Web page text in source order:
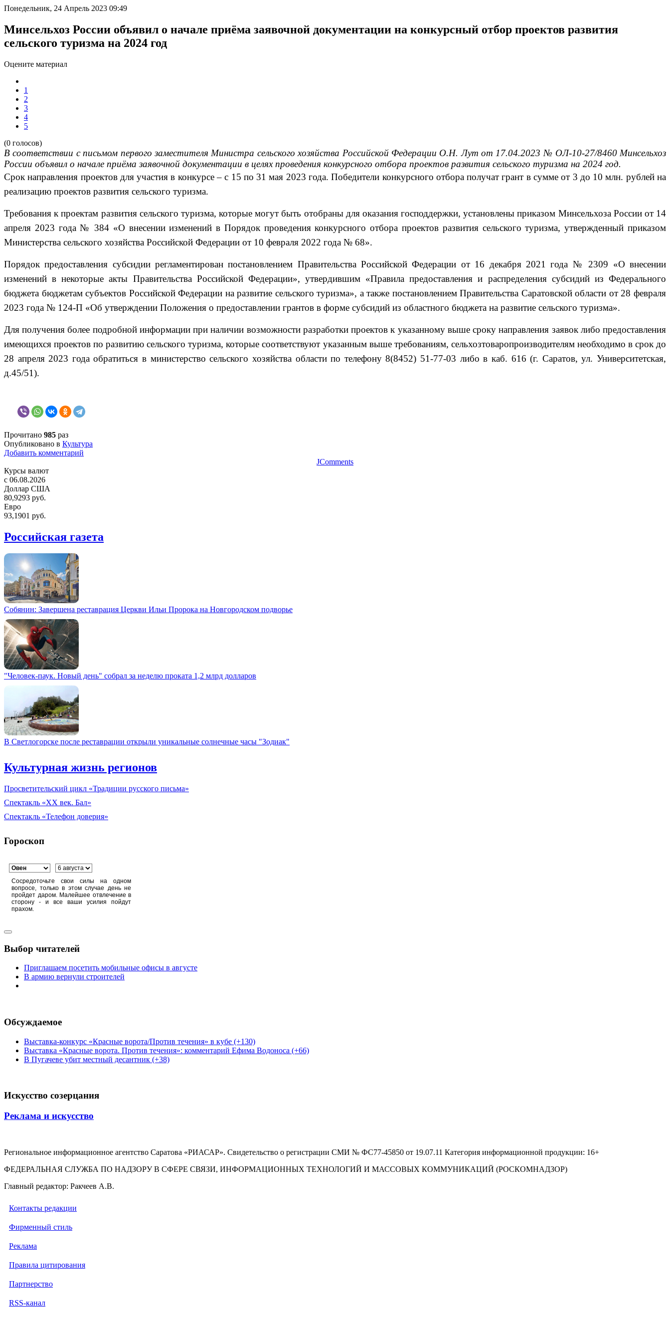
Понедельник, 24 Апрель 2023 09:49
Минсельхоз России объявил о начале приёма заявочной документации на конкурсный отбор проектов развития
сельского туризма на 2024 год
Оцените материал
1
2
3
4
5
(0 голосов)
В соответствии с письмом первого заместителя Министра сельского хозяйства Российской Федерации О.Н. Лут от 17.04.2023 № ОЛ-10-27/8460 Минсельхоз
России объявил о начале приёма заявочной документации в целях проведения конкурсного отбора проектов развития сельского туризма на 2024 год.
Срок направления проектов для участия в конкурсе – с 15 по 31 мая 2023 года. Победители конкурсного отбора получат грант в сумме от 3 до 10 млн. рублей на
реализацию проектов развития сельского туризма.
Требования к проектам развития сельского туризма, которые могут быть отобраны для оказания господдержки, установлены приказом Минсельхоза России от 14
апреля 2023 года № 384 «О внесении изменений в Порядок проведения конкурсного отбора проектов развития сельского туризма, утвержденный приказом
Министерства сельского хозяйства Российской Федерации от 10 февраля 2022 года № 68».
Порядок предоставления субсидии регламентирован постановлением Правительства Российской Федерации от 16 декабря 2021 года № 2309 «О внесении
изменений в некоторые акты Правительства Российской Федерации», утвердившим «Правила предоставления и распределения субсидий из Федерального
бюджета бюджетам субъектов Российской Федерации на развитие сельского туризма», а также постановлением Правительства Саратовской области от 28 февраля
2023 года № 124-П «Об утверждении Положения о предоставлении грантов в форме субсидий из областного бюджета на развитие сельского туризма».
Для получения более подробной информации при наличии возможности разработки проектов к указанному выше сроку направления заявок либо предоставления
имеющихся проектов по развитию сельского туризма, которые соответствуют указанным выше требованиям, сельхозтоваропроизводителям необходимо в срок до
28 апреля 2023 года обратиться в министерство сельского хозяйства области по телефону 8(8452) 51-77-03 либо в каб. 616 (г. Саратов, ул. Университетская,
д.45/51).
Прочитано 985 раз
Опубликовано в Культура
Добавить комментарий
JComments
Курсы валют
c 06.08.2026
Доллар США
80,9293 руб.
Евро
93,1901 руб.
Российская газета
Собянин: Завершена реставрация Церкви Ильи Пророка на Новгородском подворье
"Человек-паук. Новый день" собрал за неделю проката 1,2 млрд долларов
В Светлогорске после реставрации открыли уникальные солнечные часы "Зодиак"
Культурная жизнь регионов
Просветительский цикл «Традиции русского письма»
Спектакль «XX век. Бал»
Спектакль «Телефон доверия»
Гороскоп
Сосредоточьте свои силы на одном
вопросе, только в этом случае день не
пройдет даром. Малейшее отвлечение в
сторону - и все ваши усилия пойдут
прахом.
Выбор читателей
Приглашаем посетить мобильные офисы в августе
В армию вернули строителей
Обсуждаемое
Выставка-конкурс «Красные ворота/Против течения» в кубе (+130)
Выставка «Красные ворота. Против течения»: комментарий Ефима Водоноса (+66)
В Пугачеве убит местный десантник (+38)
Искусство созерцания
Реклама и искусство
Региональное информационное агентство Саратова «РИАСАР». Свидетельство о регистрации СМИ № ФС77-45850 от 19.07.11 Категория информационной продукции: 16+
ФЕДЕРАЛЬНАЯ СЛУЖБА ПО НАДЗОРУ В СФЕРЕ СВЯЗИ, ИНФОРМАЦИОННЫХ ТЕХНОЛОГИЙ И МАССОВЫХ КОММУНИКАЦИЙ (РОСКОМНАДЗОР)
Главный редактор: Ракчеев А.В.
Контакты редакции
Фирменный стиль
Реклама
Правила цитирования
Партнерство
RSS-канал